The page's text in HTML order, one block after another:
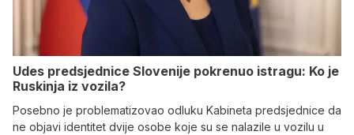
Udes predsjednice Slovenije pokrenuo istragu: Ko je
Ruskinja iz vozila?
Posebno je problematizovao odluku Kabineta predsjednice da
ne objavi identitet dvije osobe koje su se nalazile u vozilu u